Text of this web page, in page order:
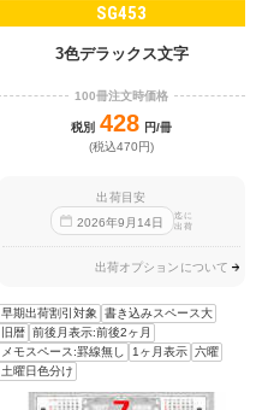
SG453
3色デラックス文字
100冊注文時価格
税別 428 円/冊
(税込470円)
出荷目安
2026年9 月 14日
迄に
出荷
出荷オプションについて
早期出荷割引対象
書き込みスペース大
旧暦 前後月表示:前後2ヶ月
メモスペース:罫線無し
1ヶ月表示 六曜
土曜日色分け